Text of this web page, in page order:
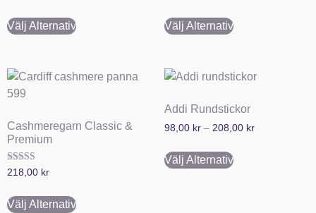
Välj Alternativ Välj Alternativ
Cashmeregarn Classic &
Premium
Betygsatt
218,00 kr
Välj Alternativ
Addi Rundstickor
98,00 kr – 208,00 kr
Välj Alternativ